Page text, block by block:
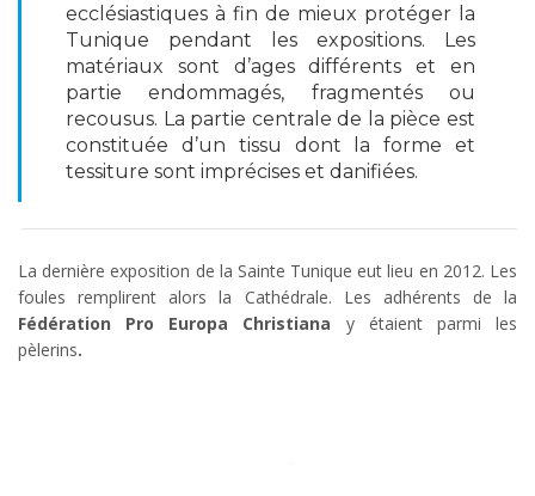
ecclésiastiques à fin de mieux protéger la
Tunique pendant les expositions. Les
matériaux sont d’ages différents et en
partie endommagés, fragmentés ou
recousus. La partie centrale de la pièce est
constituée d’un tissu dont la forme et
tessiture sont imprécises et danifiées.
La dernière exposition de la Sainte Tunique eut lieu en 2012. Les
foules remplirent alors la Cathédrale. Les adhérents de la
Fédération Pro Europa Christiana y étaient parmi les
pèlerins.